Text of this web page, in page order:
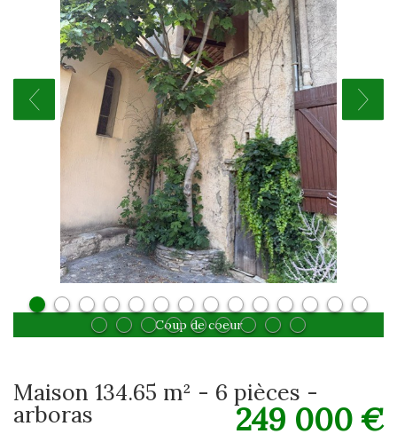
Coup de coeur
maison 134.65 m² - 6 pièces -
arboras 249 000 €